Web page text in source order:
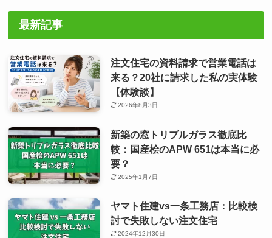
最新記事
注文住宅の資料請求で営業電話は
来る？20社に請求した私の実体験
【体験談】
2026年8月3日
新築の窓トリプルガラス徹底比
較：国産桧のAPW 651は本当に必
要？
2025年1月7日
ヤマト住建vs一条工務店：比較検
討で失敗しない注文住宅
2024年12月30日